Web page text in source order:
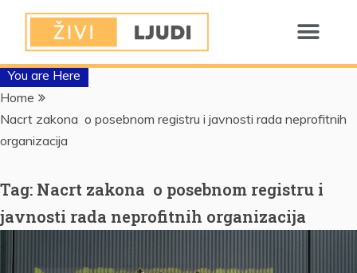
You are Here
Home
Nacrt zakona o posebnom registru i javnosti rada neprofitnih
organizacija
Tag: Nacrt zakona o posebnom registru i
javnosti rada neprofitnih organizacija